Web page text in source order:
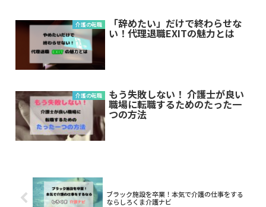
介護の転職 「辞めたい」だけで終わらせな
い！代理退職EXITの魅力とは
介護の転職 もう失敗しない！ 介護士が良い
職場に転職するためのたった一
つの方法
ブラック施設を卒業！本気で介護の仕事をする
ならしろくま介護ナビ